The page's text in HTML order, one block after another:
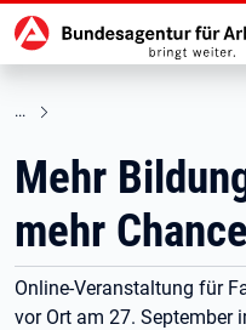
zu den Hauptinhalten
Mehr
mehr
Online-Veranstaltung für
vor Ort am 27. September